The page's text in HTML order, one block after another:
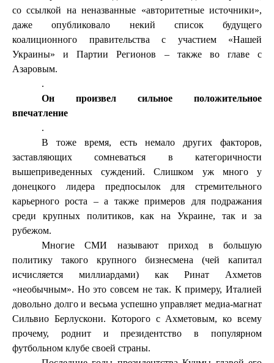
со ссылкой на неназванные «авторитетные источники»,
даже опубликовало некий список будущего
коалиционного правительства с участием «Нашей
Украины» и Партии Регионов – также во главе с
Азаровым.
.
Он произвел сильное положительное
впечатление
.
В тоже время, есть немало других факторов,
заставляющих сомневаться в категоричности
вышеприведенных суждений. Слишком уж много у
донецкого лидера предпосылок для стремительного
карьерного роста – а также примеров для подражания
среди крупных политиков, как на Украине, так и за
рубежом.
Многие СМИ называют приход в большую
политику такого крупного бизнесмена (чей капитал
исчисляется миллиардами) как Ринат Ахметов
«необычным». Но это совсем не так. К примеру, Италией
довольно долго и весьма успешно управляет медиа-магнат
Сильвио Берлускони. Которого с Ахметовым, ко всему
прочему, роднит и президентство в популярном
футбольном клубе своей страны.